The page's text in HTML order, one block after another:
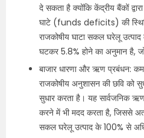
दे सकता है क्योंकि केंद्रीय बैंकों
घाटे (funds deficits) की स्थिति
राजकोषीय घाटा सकल घरेलू
घटकर 5.8% होने का अनुमान है,
बाजार धारणा और ऋण प्रबंधन: कम
राजकोषीय अनुशासन की छवि को
सुधार करता है। यह सार्वजनिक
करने में भी मदद करता है, जिससे
सकल घरेलू उत्पाद के 100% से